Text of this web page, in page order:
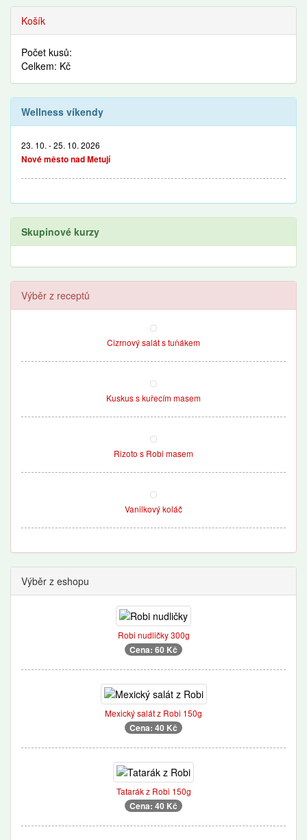
Košík
Počet kusů:
Celkem: Kč
Wellness víkendy
23. 10. - 25. 10. 2026
Nové město nad Metují
Skupinové kurzy
Výběr z receptů
Cizrnový salát s tuňákem
Kuskus s kuřecím masem
Rizoto s Robi masem
Vanilkový koláč
Výběr z eshopu
Robi nudličky 300g
Cena: 60 Kč
Mexický salát z Robi 150g
Cena: 40 Kč
Tatarák z Robi 150g
Cena: 40 Kč